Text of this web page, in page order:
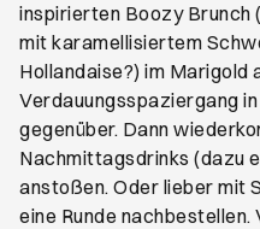
inspirierten Boozy Brunch
mit karamellisiertem
Hollandaise?) im Marigold
Verdauungsspaziergang
gegenüber. Dann
Nachmittagsdrinks (dazu
anstoßen. Oder lieber mit
eine Runde